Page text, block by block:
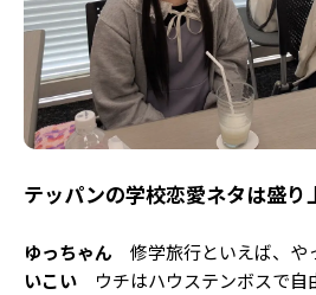
テッパンの学校恋愛ネタは盛
ゆっちゃん 修学旅行といえば、
いこい ウチはハウステンボスで自